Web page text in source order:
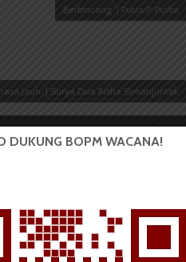
Berbincang. | Putra P. Purba
Jauh. | Surya Dua Artha Simanjuntak
Kerja. | Putra P. Purba
DUKUNG BOPM WACANA!